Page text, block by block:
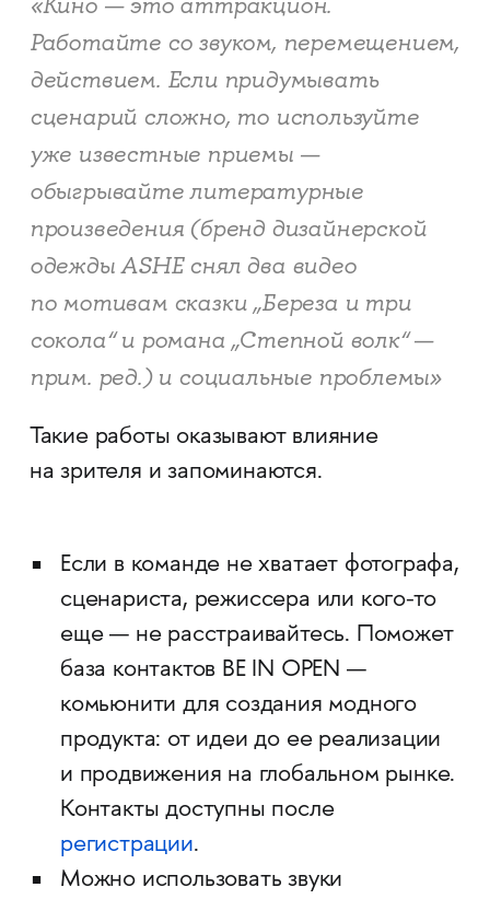
Работайте со звуком, перемещением,
действием. Если придумывать
сценарий сложно, то используйте
уже известные приемы —
обыгрывайте литературные
произведения (бренд дизайнерской
одежды ASHE снял два видео
по мотивам сказки „Береза и три
сокола“ и романа „Степной волк“ —
прим. ред.) и социальные проблемы»
Такие работы оказывают влияние
на зрителя и запоминаются.
Если в команде не хватает фотографа,
сценариста, режиссера или кого-то
еще — не расстраивайтесь. Поможет
база контактов BE IN OPEN —
комьюнити для создания модного
продукта: от идеи до ее реализации
и продвижения на глобальном рынке.
Контакты доступны после
регистрации.
Можно использовать звуки